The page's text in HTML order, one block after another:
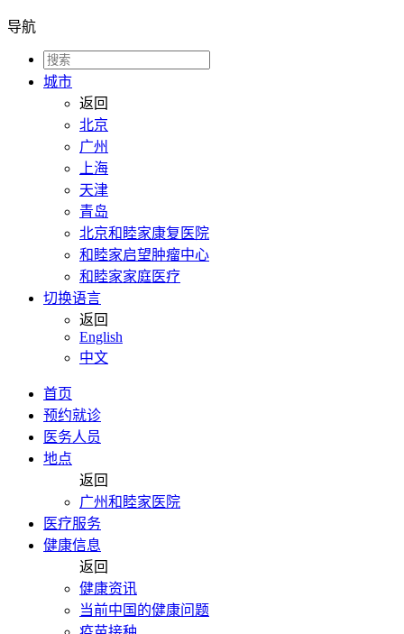
导航
城市
返回
北京
广州
上海
天津
青岛
北京和睦家康复医院
和睦家启望肿瘤中心
和睦家家庭医疗
切换语言
返回
English
中文
首页
预约就诊
医务人员
地点
返回
广州和睦家医院
医疗服务
健康信息
返回
健康资讯
当前中国的健康问题